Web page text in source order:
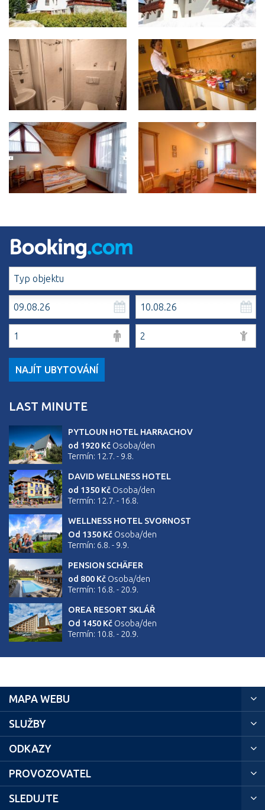
NAJÍT UBYTOVÁNÍ
LAST MINUTE
PYTLOUN HOTEL HARRACHOV
od 1920 Kč Osoba/den
Termín: 12.7. - 9.8.
DAVID WELLNESS HOTEL
od 1350 Kč Osoba/den
Termín: 12.7. - 16.8.
WELLNESS HOTEL SVORNOST
Od 1350 Kč Osoba/den
Termín: 6.8. - 9.9.
PENSION SCHÄFER
od 800 Kč Osoba/den
Termín: 16.8. - 20.9.
OREA RESORT SKLÁŘ
Od 1450 Kč Osoba/den
Termín: 10.8. - 20.9.
MAPA WEBU
SLUŽBY
ODKAZY
PROVOZOVATEL
SLEDUJTE